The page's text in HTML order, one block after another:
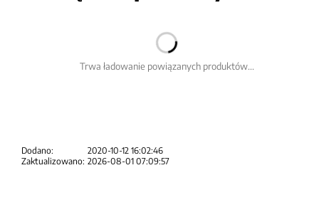
Trwa ładowanie powiązanych produktów...
Dodano:
2020-10-12 16:02:46
Zaktualizowano: 2026-08-01 07:09:57